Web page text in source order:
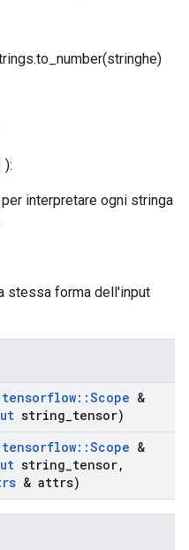
):
interpretare ogni stringa
stessa forma dell'input
tensorflow::Scope &
string tensor)
tensorflow::Scope &
string tensor,
& attrs)